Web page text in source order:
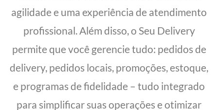
agilidade e uma experiência de atendimento
profissional. Além disso, o Seu Delivery
permite que você gerencie tudo: pedidos de
delivery, pedidos locais, promoções, estoque,
e programas de fidelidade – tudo integrado
para simplificar suas operações e otimizar